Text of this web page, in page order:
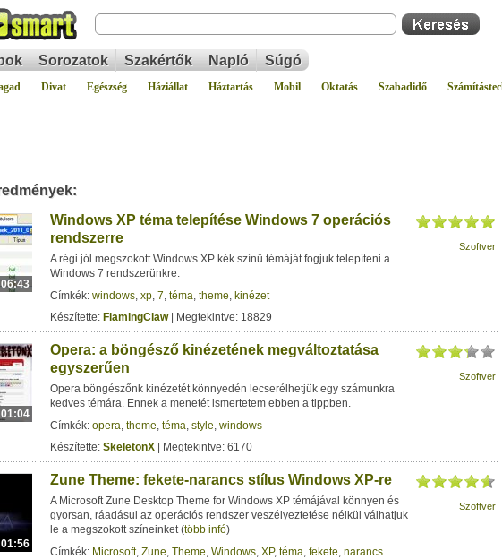
Sorozatok Szakértők Napló Súgó
Divat Egészség Háziállat Háztartás Mobil Oktatás Szabadidő
06:43
Windows XP téma telepítése Windows 7 operációs
rendszerre
A régi jól megszokott Windows XP kék színű témáját fogjuk telepíteni a
Windows 7 rendszerünkre.
Címkék: windows, xp, 7, téma, theme, kinézet
Készítette: FlamingClaw| Megtekintve: 18829
Szoftver
01:04
Opera: a böngésző kinézetének megváltoztatása
egyszerűen
Opera böngészőnk kinézetét könnyedén lecserélhetjük egy számunkra
kedves témára. Ennek a menetét ismertetem ebben a tippben.
Címkék: opera, theme, téma, style, windows
Készítette: SkeletonX | Megtekintve: 6170
Szoftver
01:56
Zune Theme: fekete-narancs stílus Windows XP-re
A Microsoft Zune Desktop Theme for Windows XP témájával könnyen és
gyorsan, ráadásul az operációs rendszer veszélyeztetése nélkül válhatjuk
le a megszokott színeinket (több infó)
Címkék: Microsoft, Zune, Theme, Windows, XP, téma, fekete, narancs
Szoftver